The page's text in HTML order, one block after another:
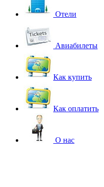
Отели
Авиабилеты
Как купить
Как оплатить
О нас